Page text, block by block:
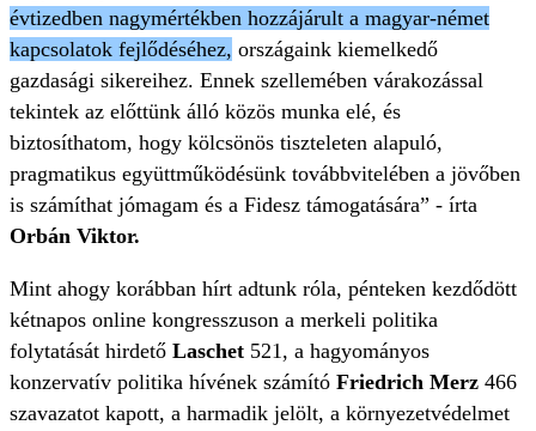
évtizedben nagymértékben hozzájárult a magyar-német
kapcsolatok fejlődéséhez, országaink kiemelkedő
gazdasági sikereihez. Ennek szellemében várakozással
tekintek az előttünk álló közös munka elé, és
biztosíthatom, hogy kölcsönös tiszteleten alapuló,
pragmatikus együttműködésünk továbbvitelében a jövőben
is számíthat jómagam és a Fidesz támogatására” - írta
Orbán Viktor.
Mint ahogy korábban hírt adtunk róla, pénteken kezdődött
kétnapos online kongresszuson a merkeli politika
folytatását hirdető Laschet 521, a hagyományos
konzervatív politika hívének számító Friedrich Merz 466
szavazatot kapott, a harmadik jelölt, a környezetvédelmet